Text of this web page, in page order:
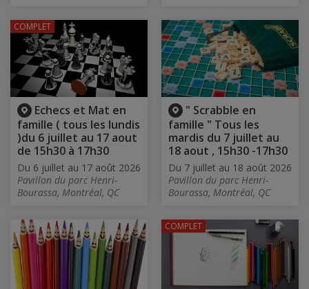
Echecs et Mat en
famille ( tous les lundis
)du 6 juillet au 17 aout
de 15h30 à 17h30
Du 6 juillet au 17 août 2026
Pavillon du parc Henri-
Bourassa, Montréal, QC
COMPLET
" Scrabble en
famille " Tous les
mardis du 7 juillet au
18 aout , 15h30 -17h30
Du 7 juillet au 18 août 2026
Pavillon du parc Henri-
Bourassa, Montréal, QC
COMPLET